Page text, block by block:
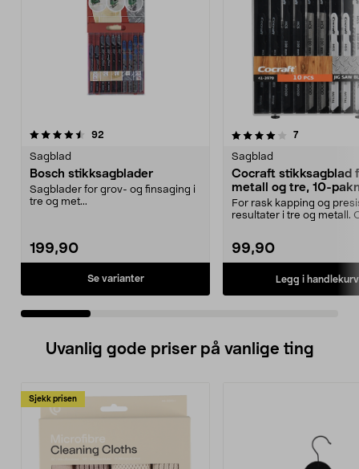
92
Sagblad
Bosch stikksagblader
Sagblader for grov- og finsaging i
tre og met...
199,90
Se varianter
4.0 av 5 stjerner 7anmeldelser
Sagblad
Cocraft stikksagblad
metall og tre, 10-
For rask kapping og
resultater i tre og metall.
99,90
Legg i handlekurv
4.5 av 5 stjerner
Uvanlig gode priser på vanlige ting
Sjekk prisen